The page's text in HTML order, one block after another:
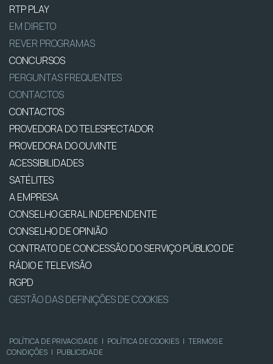
RTP PLAY
EM DIRETO
REVER PROGRAMAS
CONCURSOS
PERGUNTAS FREQUENTES
CONTACTOS
CONTACTOS
PROVEDORA DO TELESPECTADOR
PROVEDORA DO OUVINTE
ACESSIBILIDADES
SATÉLITES
A EMPRESA
CONSELHO GERAL INDEPENDENTE
CONSELHO DE OPINIÃO
CONTRATO DE CONCESSÃO DO SERVIÇO PÚBLICO DE
RÁDIO E TELEVISÃO
RGPD
GESTÃO DAS DEFINIÇÕES DE COOKIES
POLÍTICA DE PRIVACIDADE | POLÍTICA DE COOKIES | TERMOS E
CONDIÇÕES | PUBLICIDADE